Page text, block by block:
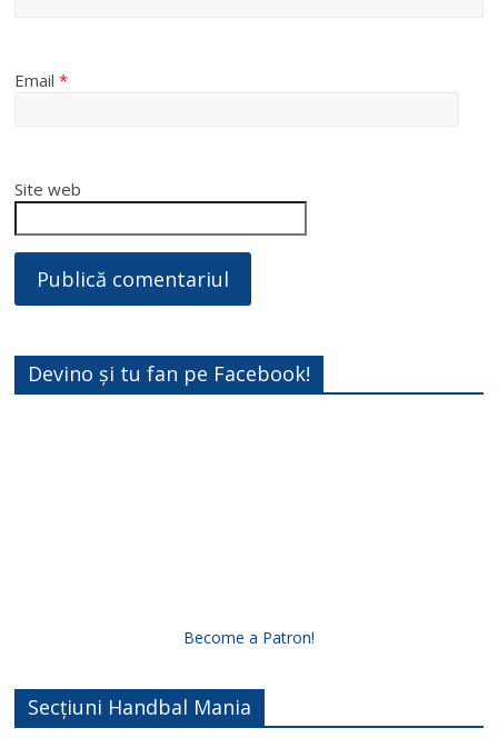
Email*
Site web
Devino și tu fan pe Facebook!
Become a Patron!
Secțiuni Handbal Mania